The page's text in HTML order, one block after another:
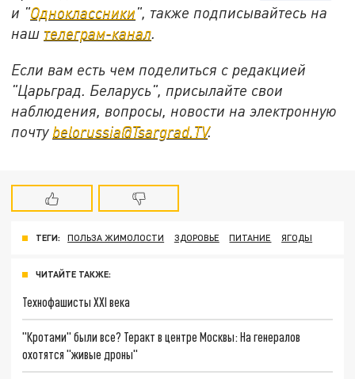
и "Одноклассники", также подписывайтесь на
наш телеграм-канал.
Если вам есть чем поделиться с редакцией
"Царьград. Беларусь", присылайте свои
наблюдения, вопросы, новости на электронную
почту belorussia@Tsargrad.TV.
ТЕГИ: ПОЛЬЗА ЖИМОЛОСТИ ЗДОРОВЬЕ ПИТАНИЕ ЯГОДЫ
ЧИТАЙТЕ ТАКЖЕ:
Технофашисты XXI века
"Кротами" были все? Теракт в центре Москвы: На генералов
охотятся "живые дроны"